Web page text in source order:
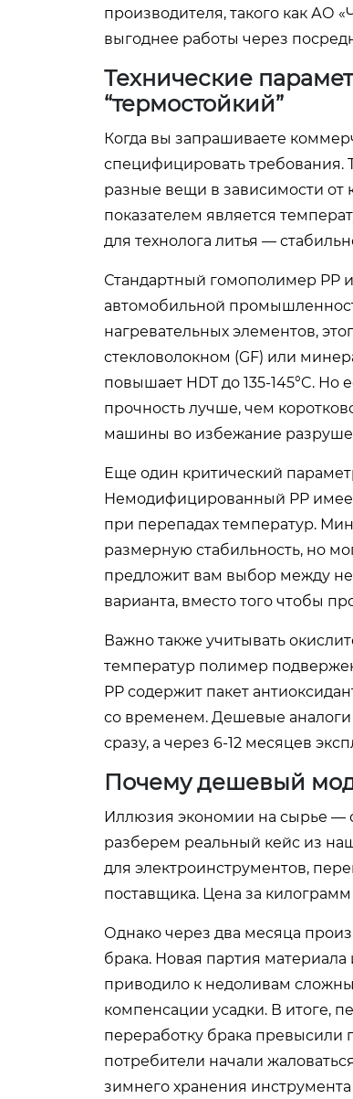
производителя, такого как АО
выгоднее работы через
Технические
“термостойкий”
Когда вы запрашиваете
специфицировать требования.
разные вещи в зависимости от
показателем является
для технолога литья —
Стандартный гомополимер PP
автомобильной
нагревательных элементов,
стекловолокном (GF) или
повышает HDT до 135-145°C.
прочность лучше, чем
машины во избежание
Еще один критический
Немодифицированный PP
при перепадах температур.
размерную стабильность, но
предложит вам выбор между
варианта, вместо того чтобы
Важно также учитывать
температур полимер
PP содержит пакет
со временем. Дешевые аналоги
сразу, а через 6-12 месяцев
Почему дешевый
Иллюзия экономии на сырье —
разберем реальный кейс из
для электроинструментов,
поставщика. Цена за
Однако через два месяца
брака. Новая партия материала
приводило к недоливам
компенсации усадки. В итоге,
переработку брака превысили
потребители начали
зимнего хранения